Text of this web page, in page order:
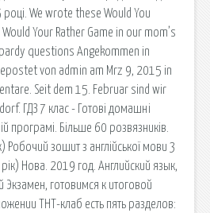
році. We wrote these Would You
Your Rather Game in our mom’s
questions Angekommen in
von admin am Mrz 9, 2015 in
Seit dem 15. Februar sind wir
ГДЗ 7 клас - Готові домашні
програмі. Більше 60 розвязників.
Робочий зошит з англійської мови 3
Нова. 2019 год. Английский язык,
Экзамен, готовимся к итоговой
ТНТ-клаб есть пять разделов: